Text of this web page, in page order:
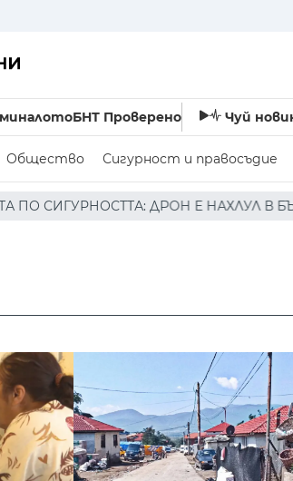
БНТ Проверено Чуй
Общество Сигурност и правосъдие
Е НАХЛУЛ В БЪЛГАРСКОТО